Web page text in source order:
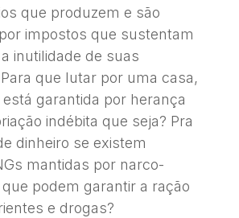
que produzem e são
impostos que sustentam
inutilidade de suas
que lutar por uma casa,
garantida por herança
indébita que seja? Pra
dinheiro se existem
mantidas por narco-
podem garantir a ração
e drogas?